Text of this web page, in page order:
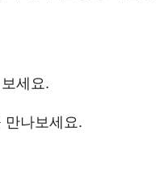
세요.
만나보세요.